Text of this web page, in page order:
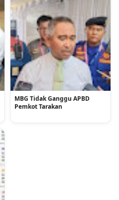
MBG Tidak Ganggu APBD
Pemkot Tarakan